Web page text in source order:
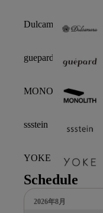
Dulcamara
guepard
MONOLITH
ssstein
YOKE
Schedule
2026年8月